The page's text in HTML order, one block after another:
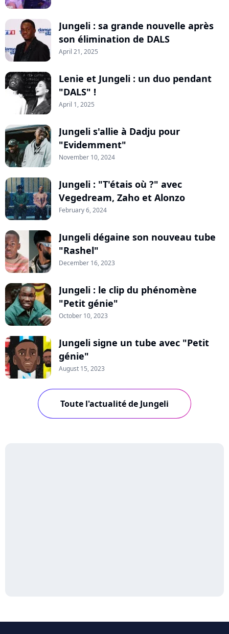
Jungeli : sa grande nouvelle après
son élimination de DALS
April 21, 2025
Lenie et Jungeli : un duo pendant
"DALS" !
April 1, 2025
Jungeli s'allie à Dadju pour
"Evidemment"
November 10, 2024
Jungeli : "T'étais où ?" avec
Vegedream, Zaho et Alonzo
February 6, 2024
Jungeli dégaine son nouveau tube
"Rashel"
December 16, 2023
Jungeli : le clip du phénomène
"Petit génie"
October 10, 2023
Jungeli signe un tube avec "Petit
génie"
August 15, 2023
Toute l'actualité de Jungeli